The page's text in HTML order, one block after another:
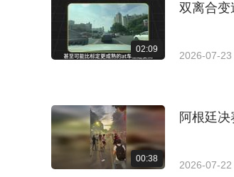
02:09
双离合变
2026-07-23
00:38
阿根廷
2026-07-22